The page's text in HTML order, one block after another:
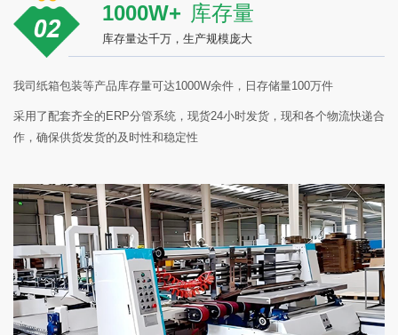
1000W+ 库存量
库存量达千万，生产规模庞大
我司纸箱包装等产品库存量可达1000W余件，日存储量100万件
采用了配套齐全的ERP分管系统，现货24小时发货，现和各个物流快递合
作，确保供货发货的及时性和稳定性